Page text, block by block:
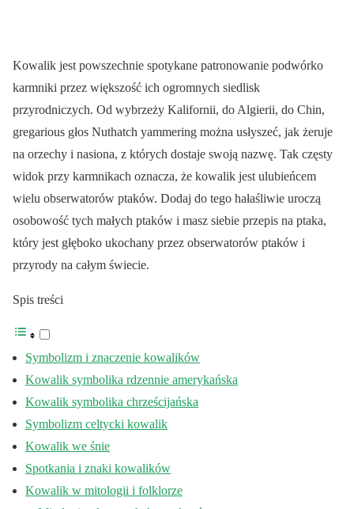
Kowalik jest powszechnie spotykane patronowanie podwórko
karmniki przez większość ich ogromnych siedlisk
przyrodniczych. Od wybrzeży Kalifornii, do Algierii, do Chin,
gregarious głos Nuthatch yammering można usłyszeć, jak żeruje
na orzechy i nasiona, z których dostaje swoją nazwę. Tak częsty
widok przy karmnikach oznacza, że kowalik jest ulubieńcem
wielu obserwatorów ptaków. Dodaj do tego hałaśliwie uroczą
osobowość tych małych ptaków i masz siebie przepis na ptaka,
który jest głęboko ukochany przez obserwatorów ptaków i
przyrody na całym świecie.
Spis treści
Symbolizm i znaczenie kowalików
Kowalik symbolika rdzennie amerykańska
Kowalik symbolika chrześcijańska
Symbolizm celtycki kowalik
Kowalik we śnie
Spotkania i znaki kowalików
Kowalik w mitologii i folklorze